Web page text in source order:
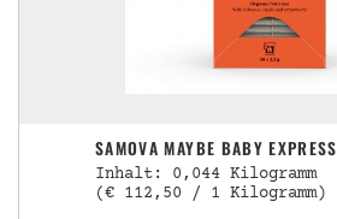
SAMOVA MAYBE BABY EXPRESS
Inhalt: 0,044 Kilogramm
(€ 112,50 / 1 Kilogramm)